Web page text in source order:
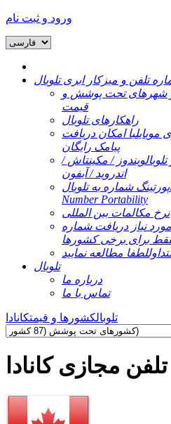
ورود و ثبت نام
تلفن و میزکار ابری تلوبال
شهرهای تحت پوشش و
قیمت
راهکارهای تلوبال
موبایلبا امکان دریافت
پیامک رایگان
ویندوز / مکینتاش /
اندروید / آیفون
پورتینگ شماره به تلوبال
Number Portability
نرخ مکالمات بین المللی
نیاز دریافت شماره
برای برخی کشورها
لطفا مطالعه نمایید
تلوبال
درباره ما
تماس با ما
تلوبالکشورها و قیمتکانادا